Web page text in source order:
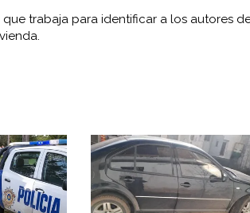
trabaja para identificar a los autores